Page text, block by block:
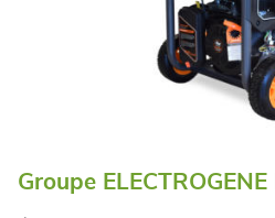
Groupe